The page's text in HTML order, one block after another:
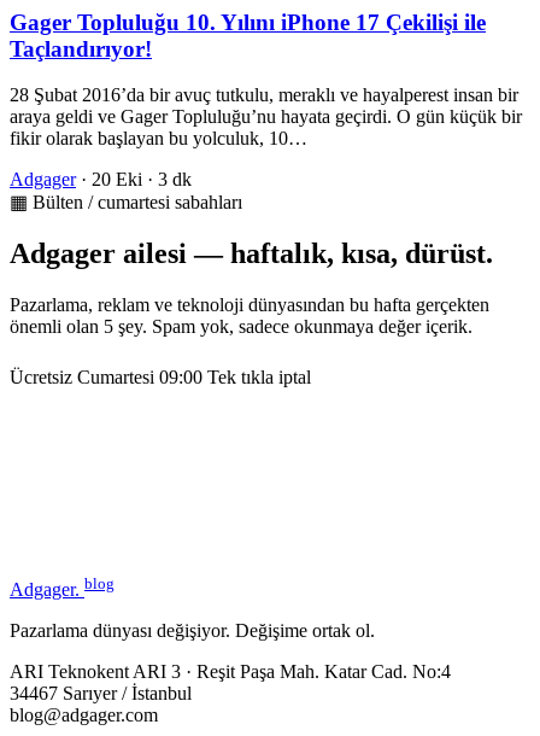
Gager Topluluğu 10. Yılını iPhone 17 Çekilişi ile
Taçlandırıyor!
28 Şubat 2016’da bir avuç tutkulu, meraklı ve hayalperest insan bir
araya geldi ve Gager Topluluğu’nu hayata geçirdi. O gün küçük bir
fikir olarak başlayan bu yolculuk, 10…
Adgager · 20 Eki · 3 dk
▦ Bülten / cumartesi sabahları
Adgager ailesi — haftalık, kısa, dürüst.
Pazarlama, reklam ve teknoloji dünyasından bu hafta gerçekten
önemli olan 5 şey. Spam yok, sadece okunmaya değer içerik.
Ücretsiz Cumartesi 09:00 Tek tıkla iptal
Adgager. blog
Pazarlama dünyası değişiyor. Değişime ortak ol.
ARI Teknokent ARI 3 · Reşit Paşa Mah. Katar Cad. No:4
34467 Sarıyer / İstanbul
blog@adgager.com